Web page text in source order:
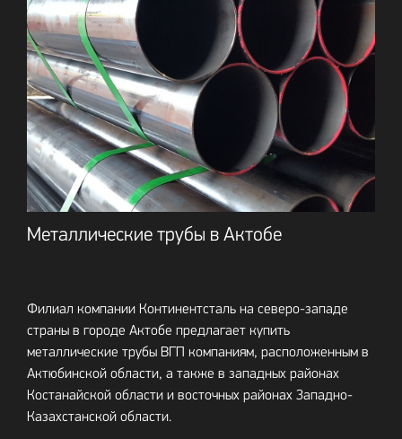
Металлические трубы в Актобе
Филиал компании Континентсталь на северо-западе
страны в городе Актобе предлагает купить
металлические трубы ВГП компаниям, расположенным в
Актюбинской области, а также в западных районах
Костанайской области и восточных районах Западно-
Казахстанской области.